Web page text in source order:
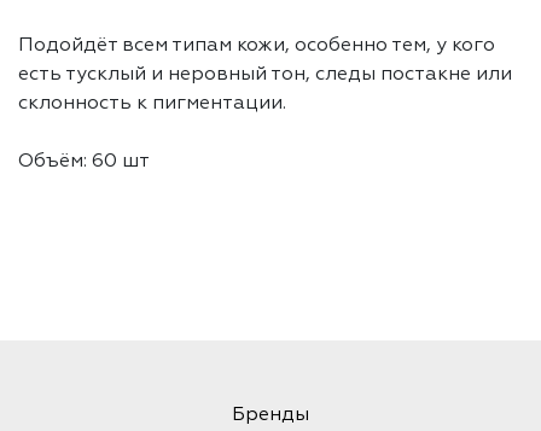
Подойдёт всем типам кожи, особенно тем, у кого
есть тусклый и неровный тон, следы постакне или
склонность к пигментации.
Объём: 60 шт
Бренды